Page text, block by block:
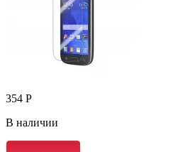
354 Р
В наличии